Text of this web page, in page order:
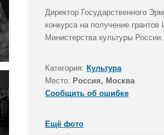
Директор Государственного
конкурса на получение
Министерства культуры России.
Категория: Культура
Место: Россия, Москва
Сообщить об ошибке
Ещё фото